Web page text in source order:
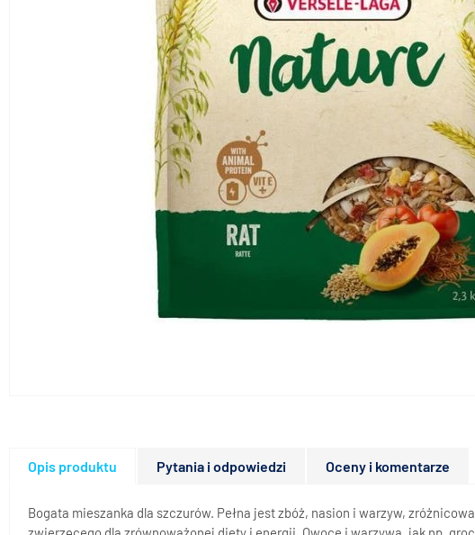
Opis produktu Pytania i odpowiedzi Oceny i komentarze
Bogata mieszanka dla szczurów. Pełna jest zbóż, nasion i warzyw,